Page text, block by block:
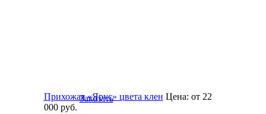
Прихожая «Ярус» цвета клен Цена: от 22
000руб.
Заказать